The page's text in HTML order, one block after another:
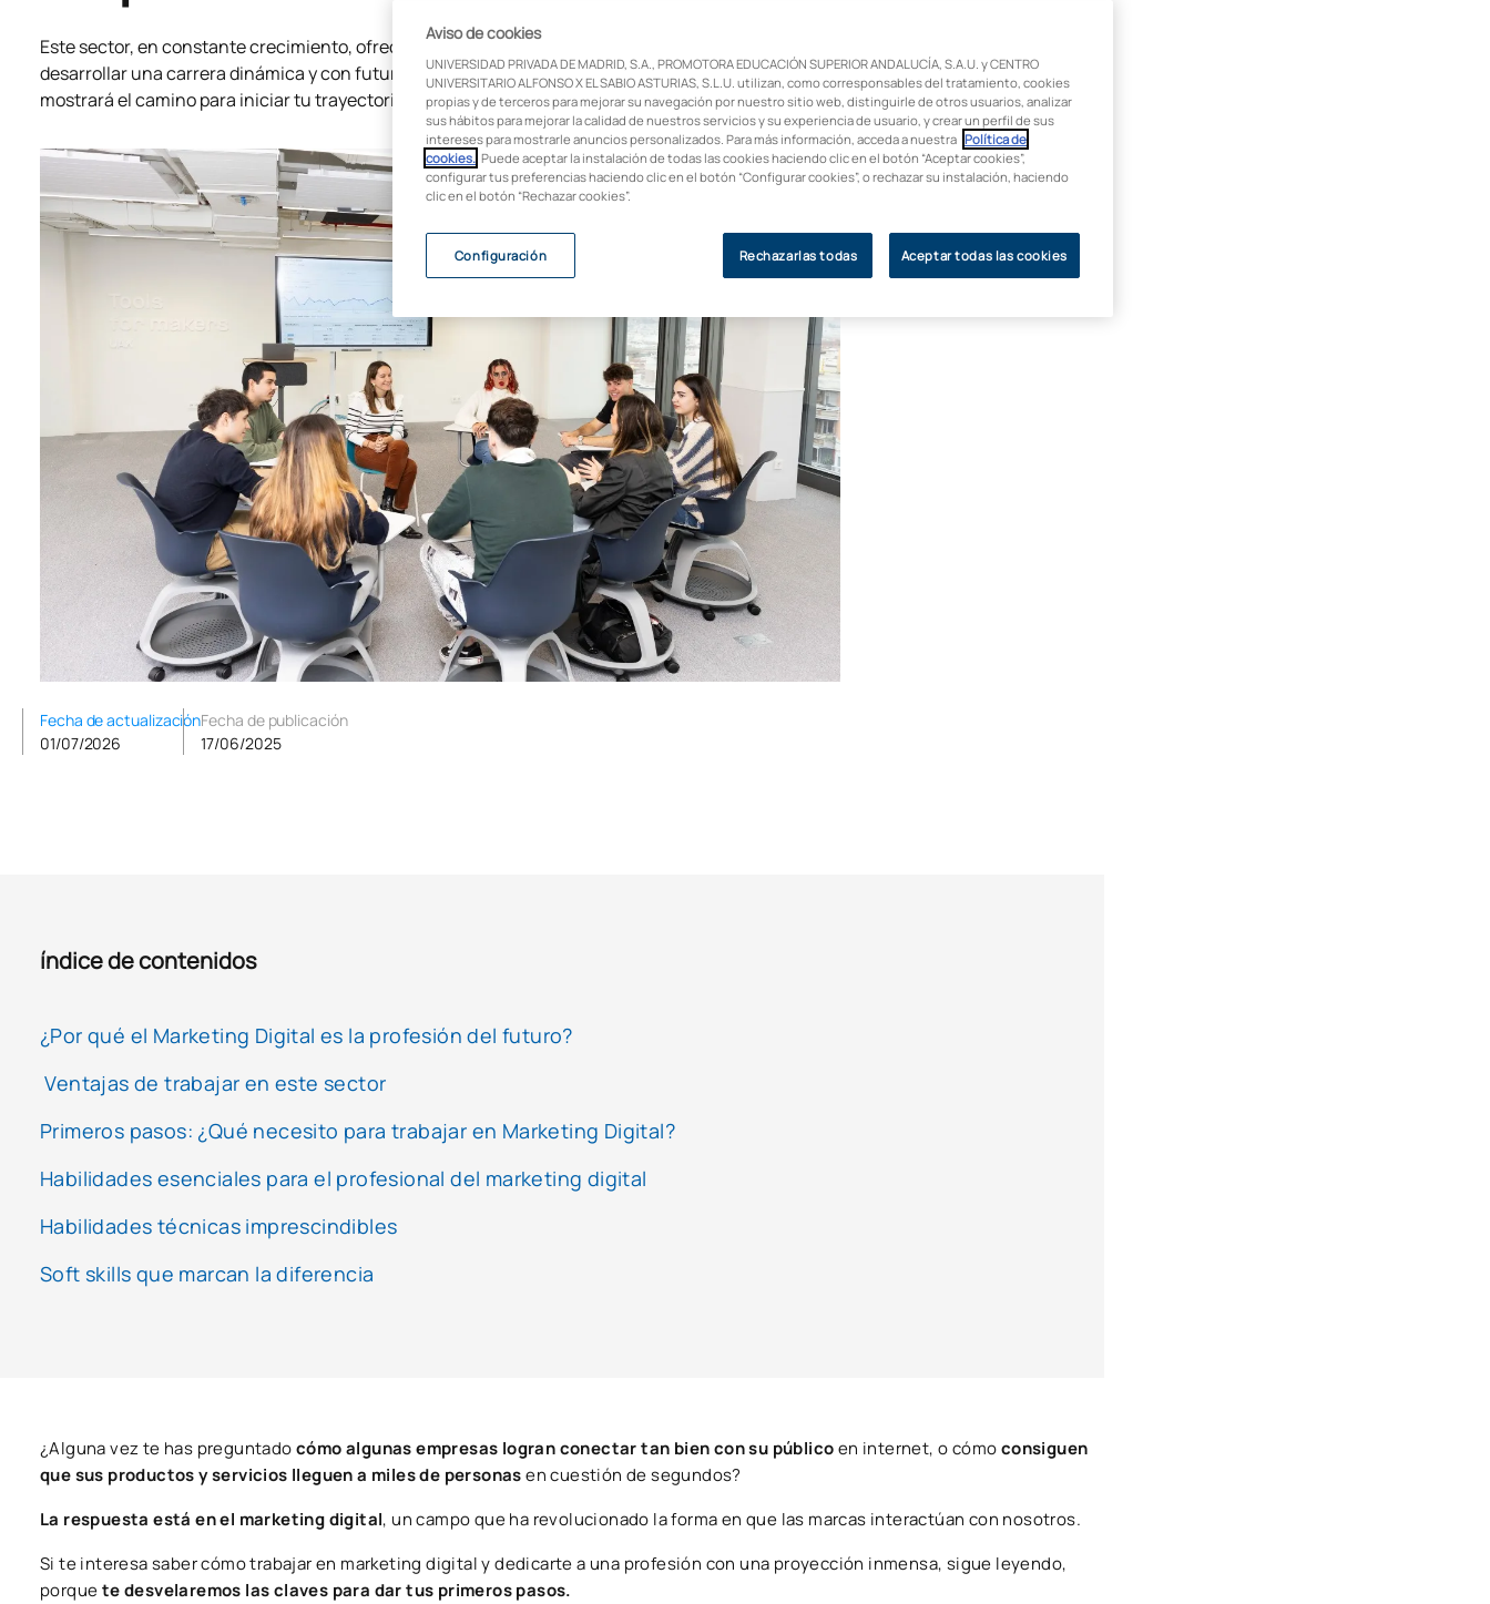
Este sector, en constante crecimiento, ofrece un sinfín de oportunidades para quienes desean
desarrollar una carrera dinámica y con futuro. Prepárate para descubrir una guía completa que te
mostrará el camino para iniciar tu trayectoria en esta apasionante disciplina.
Fecha de actualización
01/07/2026
Fecha de publicación
17/06/2025
índice de contenidos
¿Por qué el Marketing Digital es la profesión del futuro?
Ventajas de trabajar en este sector
Primeros pasos: ¿Qué necesito para trabajar en Marketing Digital?
Habilidades esenciales para el profesional del marketing digital
Habilidades técnicas imprescindibles
Soft skills que marcan la diferencia
¿Alguna vez te has preguntadocómo algunas empresas logran conectar tan bien con su públicoen internet, o cómoconsiguen
que sus productos y servicios lleguen a miles de personasen cuestión de segundos?
La respuesta está en el marketing digital, un campo que ha revolucionado la forma en que las marcas interactúan con nosotros.
Si te interesa saber cómo trabajar en marketing digital y dedicarte a una profesión con una proyección inmensa, sigue leyendo,
porquete desvelaremos las claves para dar tus primeros pasos.
Aviso de cookies
UNIVERSIDAD PRIVADA DE MADRID, S.A., PROMOTORA EDUCACIÓN SUPERIOR ANDALUCÍA, S.A.U. y CENTRO
UNIVERSITARIO ALFONSO X EL SABIO ASTURIAS, S.L.U. utilizan, como corresponsables del tratamiento, cookies
propias y de terceros para mejorar su navegación por nuestro sitio web, distinguirle de otros usuarios, analizar
sus hábitos para mejorar la calidad de nuestros servicios y su experiencia de usuario, y crear un perfil de sus
intereses para mostrarle anuncios personalizados. Para más información, acceda a nuestra Política de
cookies. . Puede aceptar la instalación de todas las cookies haciendo clic en el botón “Aceptar cookies”,
configurar tus preferencias haciendo clic en el botón “Configurar cookies”, o rechazar su instalación, haciendo
clic en el botón “Rechazar cookies”.
Rechazarlas todas Aceptar todas las cookies
Configuración